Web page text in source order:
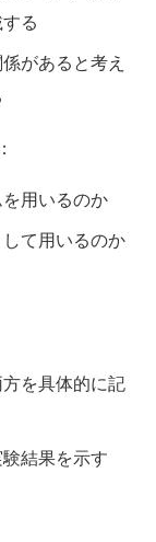
る
があると考え
：
用いるのか
て用いるのか
を具体的に記
結果を示す